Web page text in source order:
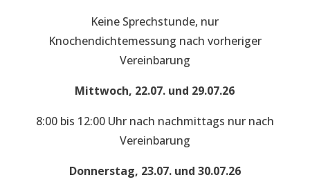
Keine Sprechstunde, nur
Knochendichtemessung nach vorheriger
Vereinbarung
Mittwoch, 22.07. und 29.07.26
8:00 bis 12:00 Uhr nach nachmittags nur nach
Vereinbarung
Donnerstag, 23.07. und 30.07.26